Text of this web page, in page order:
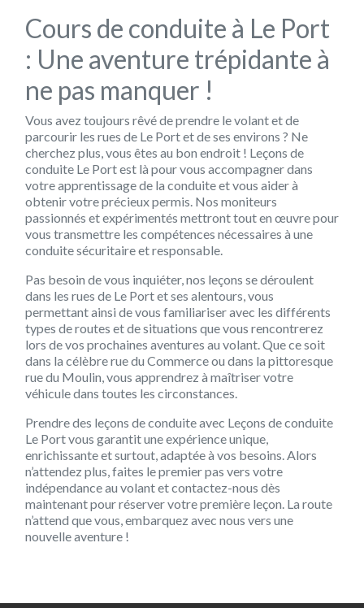
Cours de conduite à Le Port
: Une aventure trépidante à
ne pas manquer !
Vous avez toujours rêvé de prendre le volant et de
parcourir les rues de Le Port et de ses environs ? Ne
cherchez plus, vous êtes au bon endroit ! Leçons de
conduite Le Portest là pour vous accompagner dans
votre apprentissage de la conduite et vous aider à
obtenir votre précieux permis. Nos moniteurs
passionnés et expérimentés mettront tout en œuvre pour
vous transmettre les compétences nécessaires à une
conduite sécuritaire et responsable.
Pas besoin de vous inquiéter, nos leçons se déroulent
dans les rues de Le Port et ses alentours, vous
permettant ainsi de vous familiariser avec les différents
types de routes et de situations que vous rencontrerez
lors de vos prochaines aventures au volant. Que ce soit
dans la célèbre rue du Commerce ou dans la pittoresque
rue du Moulin, vous apprendrez à maîtriser votre
véhicule dans toutes les circonstances.
Prendre des leçons de conduite avec Leçons de conduite
Le Portvous garantit une expérience unique,
enrichissante et surtout, adaptée à vos besoins. Alors
n’attendez plus, faites le premier pas vers votre
indépendance au volant et contactez-nous dès
maintenant pour réserver votre première leçon. La route
n’attend que vous, embarquez avec nous vers une
nouvelle aventure !